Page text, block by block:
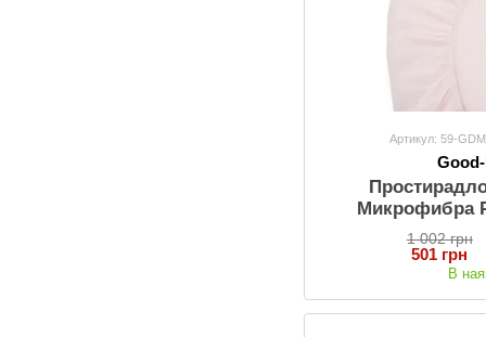
Артикул: 59-
Микрофибра
1 002 грн
501 грн
В